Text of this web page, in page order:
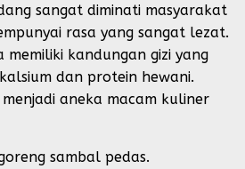
sangat diminati masyarakat
rasa yang sangat lezat.
memiliki kandungan gizi yang
dan protein hewani.
aneka macam kuliner
sambal pedas.